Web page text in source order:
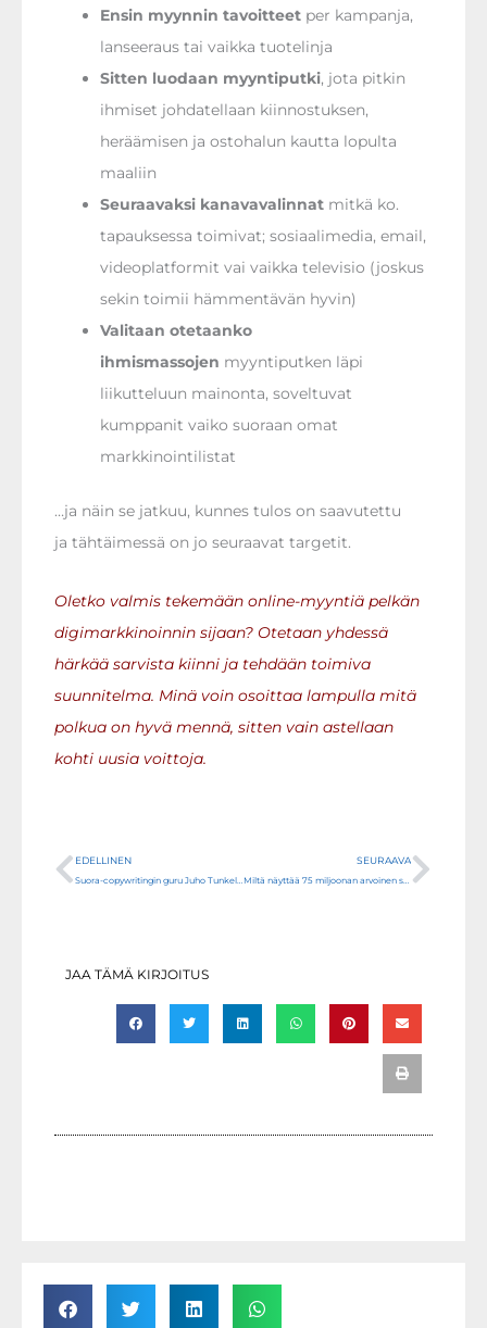
Ensin myynnin tavoitteet per kampanja,
lanseeraus tai vaikka tuotelinja
Sitten luodaan myyntiputki, jota pitkin
ihmiset johdatellaan kiinnostuksen,
heräämisen ja ostohalun kautta lopulta
maaliin
Seuraavaksi kanavavalinnat mitkä ko.
tapauksessa toimivat; sosiaalimedia, email,
videoplatformit vai vaikka televisio (joskus
sekin toimii hämmentävän hyvin)
Valitaan otetaanko
ihmismassojen myyntiputken läpi
liikutteluun mainonta, soveltuvat
kumppanit vaiko suoraan omat
markkinointilistat
…ja näin se jatkuu, kunnes tulos on saavutettu
ja tähtäimessä on jo seuraavat targetit.
Oletko valmis tekemään online-myyntiä pelkän
digimarkkinoinnin sijaan? Otetaan yhdessä
härkää sarvista kiinni ja tehdään toimiva
suunnitelma. Minä voin osoittaa lampulla mitä
polkua on hyvä mennä, sitten vain astellaan
kohti uusia voittoja.
Prev
EDELLINEN
Suora-copywritingin guru Juho Tunkelo on edistänyt satojen verkkoyritysten markkinointia ja myyntiä
SEURAAVA
Miltä näyttää 75 miljoonan arvoinen sähköpostilista?
Next
JAA TÄMÄ KIRJOITUS